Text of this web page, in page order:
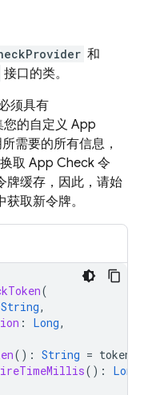
和
接口的类。
须具有
的自定义 App
需要的所有信息，
取 App Check 令
牌缓存，因此，请始
获取新令牌。
(
String,
: Long,
(): String = token
(): Long